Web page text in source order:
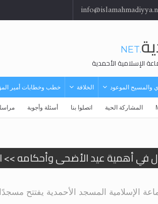
.NET
الإسلامية الأحمدية
والمسيح الموعود الخلافة خطب وخطابات أمير
المشاركة الحية اتصلوا بنا أسئلة وأجوبة
في أهمية عيد الأضحى وأحكامه >>
الإسلامية المسجد الأحمدية يفتتح